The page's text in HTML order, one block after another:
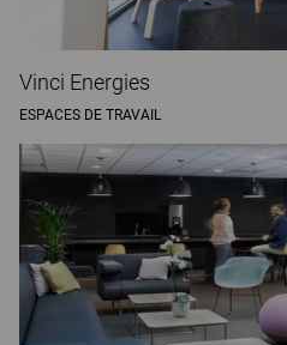
Vinci Energies
ESPACES DE TRAVAIL